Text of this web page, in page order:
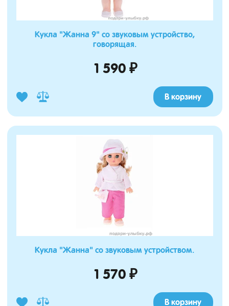
Кукла "Жанна 9" со звуковым устройство,
говорящая.
1 590 ₽
В корзину
Кукла "Жанна" со звуковым устройством.
1 570 ₽
В корзину